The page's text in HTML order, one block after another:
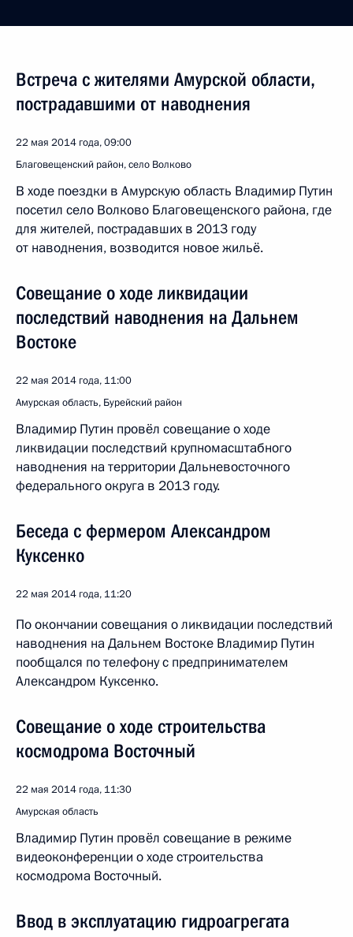
Встреча с жителями Амурской области,
пострадавшими от наводнения
22 мая 2014 года, 09:00
Благовещенский район, село Волково
В ходе поездки в Амурскую область Владимир Путин
посетил село Волково Благовещенского района, где
для жителей, пострадавших в 2013 году
от наводнения, возводится новое жильё.
Совещание о ходе ликвидации
последствий наводнения на Дальнем
Востоке
22 мая 2014 года, 11:00
Амурская область, Бурейский район
Владимир Путин провёл совещание о ходе
ликвидации последствий крупномасштабного
наводнения на территории Дальневосточного
федерального округа в 2013 году.
Беседа с фермером Александром
Куксенко
22 мая 2014 года, 11:20
По окончании совещания о ликвидации последствий
наводнения на Дальнем Востоке Владимир Путин
пообщался по телефону с предпринимателем
Александром Куксенко.
Совещание о ходе строительства
космодрома Восточный
22 мая 2014 года, 11:30
Амурская область
Владимир Путин провёл совещание в режиме
видеоконференции о ходе строительства
космодрома Восточный.
Ввод в эксплуатацию гидроагрегата